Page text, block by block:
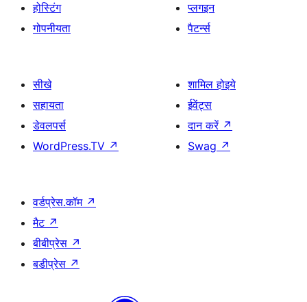
होस्टिंग
गोपनीयता
प्लगइन
पैटर्न्स
सीखे
सहायता
डेवलपर्स
WordPress.TV ↗
शामिल होइये
ईवेंट्स
दान करें ↗
Swag ↗
वर्डप्रेस.कॉम ↗
मैट ↗
बीबीप्रेस ↗
बडीप्रेस ↗